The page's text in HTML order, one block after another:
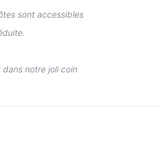
sont accessibles
notre joli coin